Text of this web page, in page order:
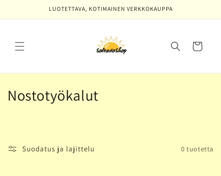
sisältöön
LUOTETTAVA, KOTIMAINEN VERKKOKAUPPA
Ostoskori
K
o
Nostotyökalut
Suodatus ja lajittelu 0 tuotetta